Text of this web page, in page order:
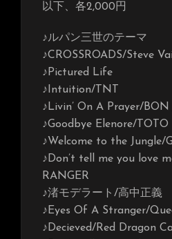
以下、各2,000円
♪ルパン三世のテーマ
♪CROSSROADS/Steve Vai
♪Pictured Life
♪Intuition/TNT
♪Livin’ On A Prayer/BON
♪Goodbye Elenore/TOTO
♪Welcome to the Jungle/
♪Don’t tell me you love
RANGER
♪渚モデラート/高中正義
♪Eyes Of A Stranger/
♪Decieved/Red Dragon